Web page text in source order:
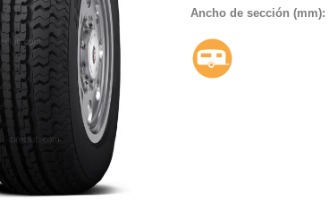
Ancho de sección (mm):